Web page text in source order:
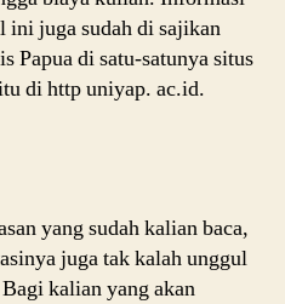
ini juga sudah di sajikan
Papua di satu-satunya situs
di http uniyap. ac.id.
yang sudah kalian baca,
juga tak kalah unggul
kalian yang akan